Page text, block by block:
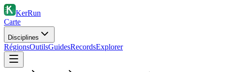
KerRun
Carte
Disciplines
RégionsOutilsGuidesRecordsExplorer